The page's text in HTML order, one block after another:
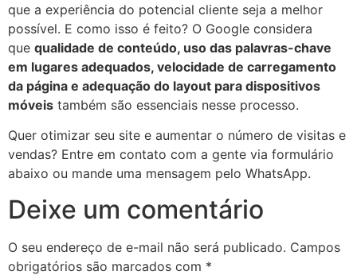
que a experiência do potencial cliente seja a melhor
possível. E como isso é feito? O Google considera
que qualidade de conteúdo, uso das palavras-chave
em lugares adequados, velocidade de carregamento
da página e adequação do layout para dispositivos
móveis também são essenciais nesse processo.
Quer otimizar seu site e aumentar o número de visitas e
vendas? Entre em contato com a gente via formulário
abaixo ou mande uma mensagem pelo WhatsApp.
Deixe um comentário
O seu endereço de e-mail não será publicado. Campos
obrigatórios são marcados com *